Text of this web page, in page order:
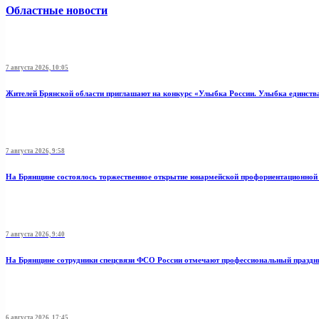
Областные новости
7 августа 2026, 10:05
Жителей Брянской области приглашают на конкурс «Улыбка России. Улыбка
7 августа 2026, 9:58
На Брянщине состоялось торжественное открытие юнармейской
7 августа 2026, 9:40
На Брянщине сотрудники спецсвязи ФСО России отмечают профессиональный